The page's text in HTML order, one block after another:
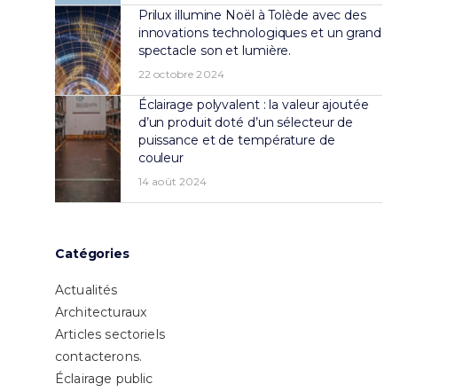
Prilux illumine Noël à Tolède avec des
innovations technologiques et un grand
spectacle son et lumière.
22 octobre 2024
Éclairage polyvalent : la valeur ajoutée
d’un produit doté d’un sélecteur de
puissance et de température de
couleur
14 août 2024
Catégories
Actualités
Architecturaux
Articles sectoriels
contacterons.
Éclairage public